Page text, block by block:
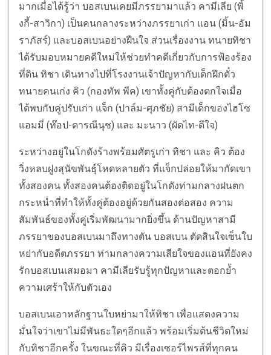
มากเมื่อได้รู้ว่า บอสเบนเคยมีภรรยามาแล้ว คามีเลีย (พิ้
งกี้-สาวิกา) เป็นคนกลางระหว่างภรรยาเก่า แอน (มิ้น-อัม
ราภัสร์) และบอสเบนอย่างฝืนใจ ส่วนเรื่องงาน ทนายทิชา
ได้รับมอบหมายคดีใหม่ให้ช่วยทำคดีเกี่ยวกับการฟ้องร้อง
ที่ดิน ทิชา เดินทางไปที่โรงงานเจ้าปัญหากับเด็กฝึกตั๋ว
ทนายคนเก่ง คิว (กองทัพ พีค) เขาทั้งคู่กับต้องตกใจเมื่อ
ได้พบกับคู่ปรับเก่า แจ็ก (ปาล์ม-ศุภชัย) สามีเด็กของไฮโซ
แอมมี่ (ท๊อป-ดารณีนุช) และ มะนาว (ผัดไท-ดีใจ)
ระหว่างอยู่ในโกดังร้างพร้อมศัตรูเก่า ทิชา และ คิว ต้อง
วิ่งหลบฝูงสุนัขพันธุ์โหดหลายตัว ที่แจ็กปล่อยให้มากัดเขา
ทั้งสองคน ทั้งสองคนต้องติดอยู่ในโกดังท่ามกลางฝนตก
กระหน่ำที่ทำให้ทั้งคู่ต้องอยู่ด้วยกันสองต่อสอง ความ
สัมพันธ์ของทั้งคู่เริ่มพัฒนามากยิ่งขึ้น ด้านปัญหาสามี
ภรรยาของบอสเบนมาถึงทางตัน บอสเบน ตัดสินใจเซ็นใบ
หย่ากับอดีตภรรยา ท่ามกลางความเสียใจของแอนที่ยังคง
รักบอสเบนเสมอมา คามีเลียรับรู้ทุกปัญหาและตอกย้ำ
ความเศร้าให้กับตัวเอง
บอสเบนเอาหลักฐานใบหย่ามาให้ทิชา เพื่อแสดงความ
มั่นใจว่าเขาไม่มีพันธะใดๆอีกแล้ว พร้อมเริ่มต้นชีวิตใหม่
กับทิชาอีกครั้ง ในขณะที่คิว มีเรื่องเซอร์ไพรส์ที่ทุกคน